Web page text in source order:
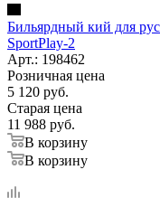
Бильярдный кий для
SportPlay-2
Арт.: 198462
Розничная цена
5 120 руб.
Старая цена
11 988 руб.
В корзину
В корзину